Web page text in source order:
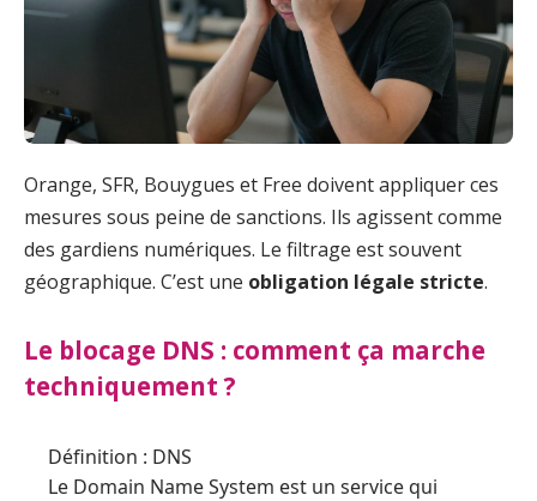
Orange, SFR, Bouygues et Free doivent appliquer ces
mesures sous peine de sanctions. Ils agissent comme
des gardiens numériques. Le filtrage est souvent
géographique. C’est une obligation légale stricte.
Le blocage DNS : comment ça marche
techniquement ?
Définition : DNS
Le Domain Name System est un service qui